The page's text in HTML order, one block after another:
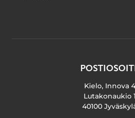
Kielo, Innova 4
Lutakonaukio 1
40100